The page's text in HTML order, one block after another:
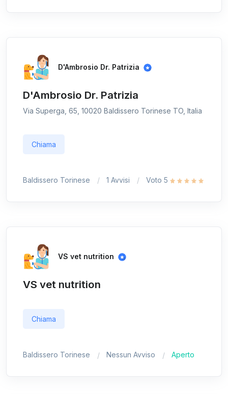
D'Ambrosio Dr. Patrizia
D'Ambrosio Dr. Patrizia
Via Superga, 65, 10020 Baldissero Torinese TO, Italia
Chiama
Baldissero Torinese 1 Avvisi Voto 5
VS vet nutrition
VS vet nutrition
Chiama
Baldissero Torinese Nessun Avviso Aperto